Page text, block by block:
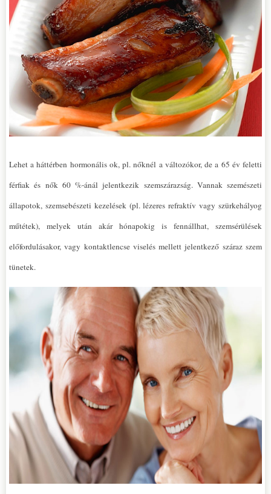
Lehet a háttérben hormonális ok, pl. nőknél a változókor, de a 65 év feletti
férfiak és nők 60 %-ánál jelentkezik szemszárazság. Vannak szemészeti
állapotok, szemsebészeti kezelések (pl. lézeres refraktív vagy szürkehályog
műtétek), melyek után akár hónapokig is fennállhat, szemsérülések
előfordulásakor, vagy kontaktlencse viselés mellett jelentkező száraz szem
tünetek.